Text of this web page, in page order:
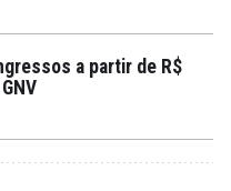
a partir de R$